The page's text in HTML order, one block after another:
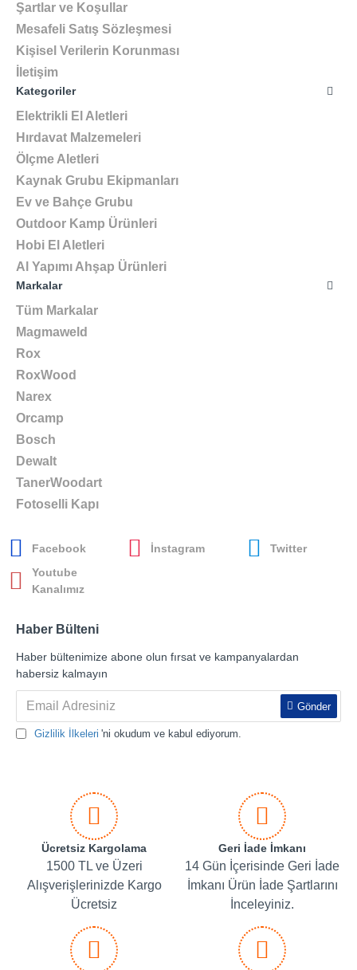
Şartlar ve Koşullar
Mesafeli Satış Sözleşmesi
Kişisel Verilerin Korunması
İletişim
Kategoriler
Elektrikli El Aletleri
Hırdavat Malzemeleri
Ölçme Aletleri
Kaynak Grubu Ekipmanları
Ev ve Bahçe Grubu
Outdoor Kamp Ürünleri
Hobi El Aletleri
Al Yapımı Ahşap Ürünleri
Markalar
Tüm Markalar
Magmaweld
Rox
RoxWood
Narex
Orcamp
Bosch
Dewalt
TanerWoodart
Fotoselli Kapı
Facebook İnstagram
Twitter
Youtube
Kanalımız
Haber Bülteni
Haber bültenimize abone olun fırsat ve kampanyalardan
habersiz kalmayın
Gönder
Gizlilik İlkeleri 'ni okudum ve kabul ediyorum.
Ücretsiz Kargolama
1500 TL ve Üzeri
Alışverişlerinizde Kargo
Ücretsiz
Geri İade İmkanı
14 Gün İçerisinde Geri İade
İmkanı Ürün İade Şartlarını
İnceleyiniz.